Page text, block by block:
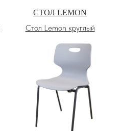
СТОЛ LEMON
Стол Lemon круглый